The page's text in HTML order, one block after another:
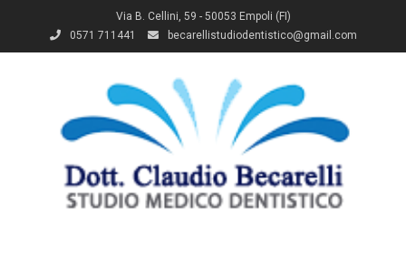
Via B. Cellini, 59 - 50053 Empoli (FI)
0571 711441
becarellistudiodentistico@gmail.com